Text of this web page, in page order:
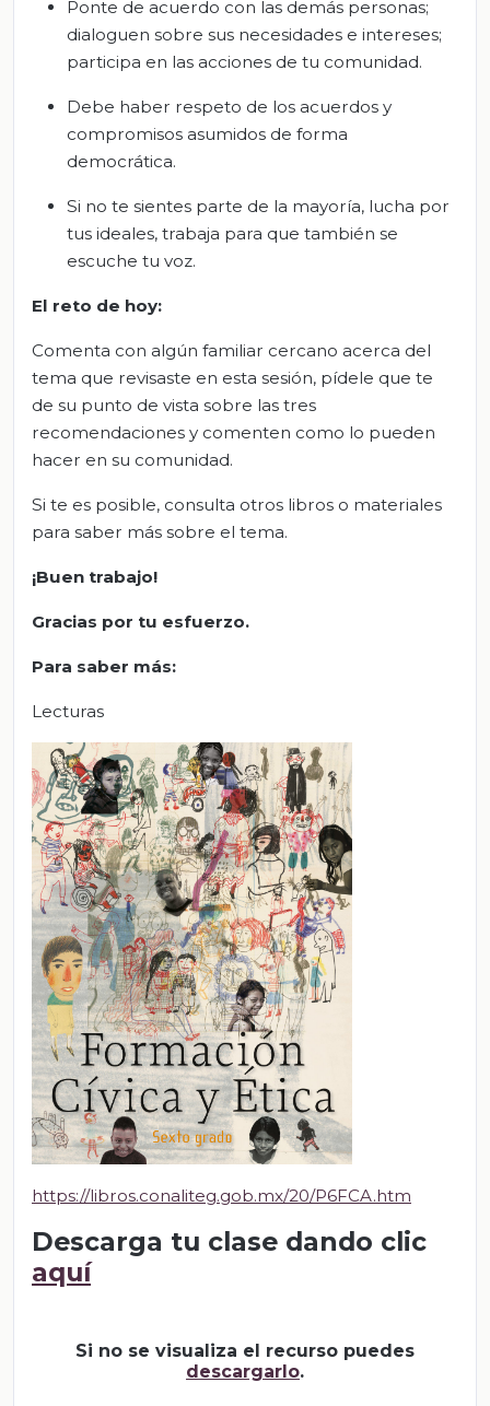
Ponte de acuerdo con las demás personas;
dialoguen sobre sus necesidades e intereses;
participa en las acciones de tu comunidad.
Debe haber respeto de los acuerdos y
compromisos asumidos de forma
democrática.
Si no te sientes parte de la mayoría, lucha por
tus ideales, trabaja para que también se
escuche tu voz.
El reto de hoy:
Comenta con algún familiar cercano acerca del
tema que revisaste en esta sesión, pídele que te
de su punto de vista sobre las tres
recomendaciones y comenten como lo pueden
hacer en su comunidad.
Si te es posible, consulta otros libros o materiales
para saber más sobre el tema.
¡Buen trabajo!
Gracias por tu esfuerzo.
Para saber más:
Lecturas
https://libros.conaliteg.gob.mx/20/P6FCA.htm
Descarga tu clase dando clic
aquí
Si no se visualiza el recurso puedes
descargarlo.